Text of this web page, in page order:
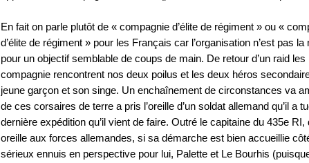
En fait on parle plutôt de « compagnie d’élite de régiment » ou «
d’élite de régiment » pour les Français car l’organisation n’est pas
pour un objectif semblable de coups de main. De retour d’un raid
compagnie rencontrent nos deux poilus et les deux héros
jeune garçon et son singe. Un enchaînement de circonstances va
de ces corsaires de terre a pris l’oreille d’un soldat allemand qu’il a
dernière expédition qu’il vient de faire. Outré le capitaine du 435e
oreille aux forces allemandes, si sa démarche est bien accueillie
sérieux ennuis en perspective pour lui, Palette et Le Bourhis